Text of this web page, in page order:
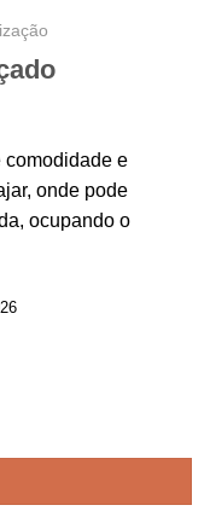
comodidade e
onde pode
ocupando o